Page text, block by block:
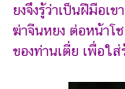
ยงจึงรู้ว่าเป็นฝีมือเ
ฆ่าจีนหยง ต่อหน้าโ
ของท่านเตี่ย เพื่อใส่